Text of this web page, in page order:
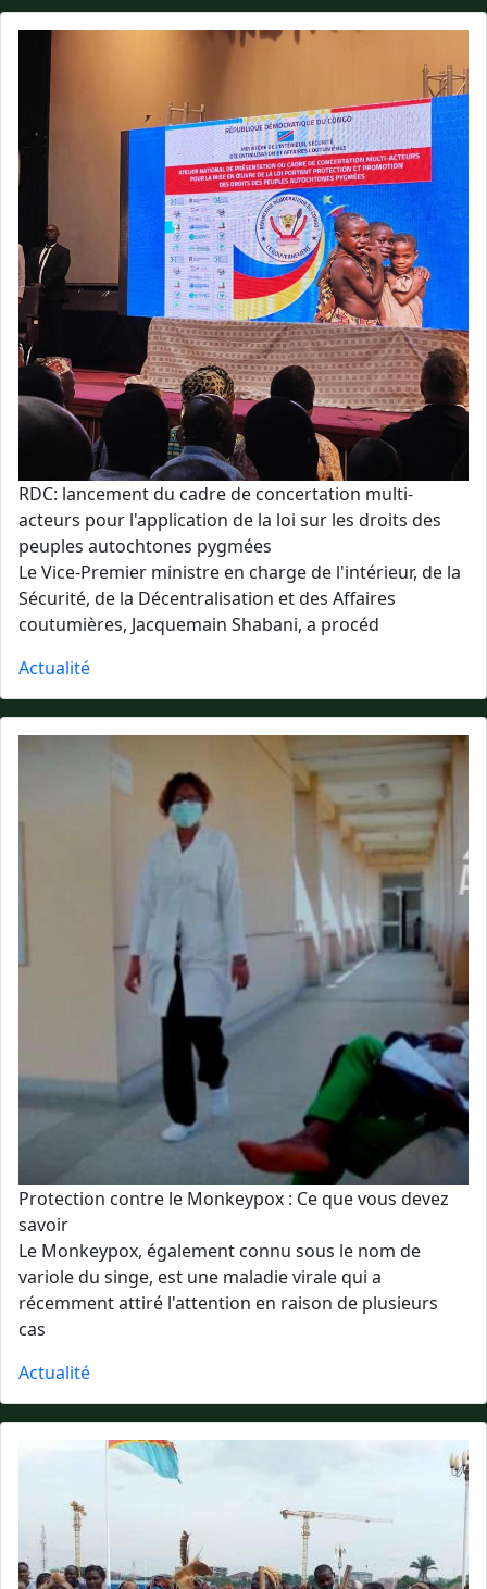
RDC: lancement du cadre de concertation multi-
acteurs pour l'application de la loi sur les droits des
peuples autochtones pygmées
Le Vice-Premier ministre en charge de l'intérieur, de la
Sécurité, de la Décentralisation et des Affaires
coutumières, Jacquemain Shabani, a procéd
Actualité
Protection contre le Monkeypox : Ce que vous devez
savoir
Le Monkeypox, également connu sous le nom de
variole du singe, est une maladie virale qui a
récemment attiré l'attention en raison de plusieurs
cas
Actualité